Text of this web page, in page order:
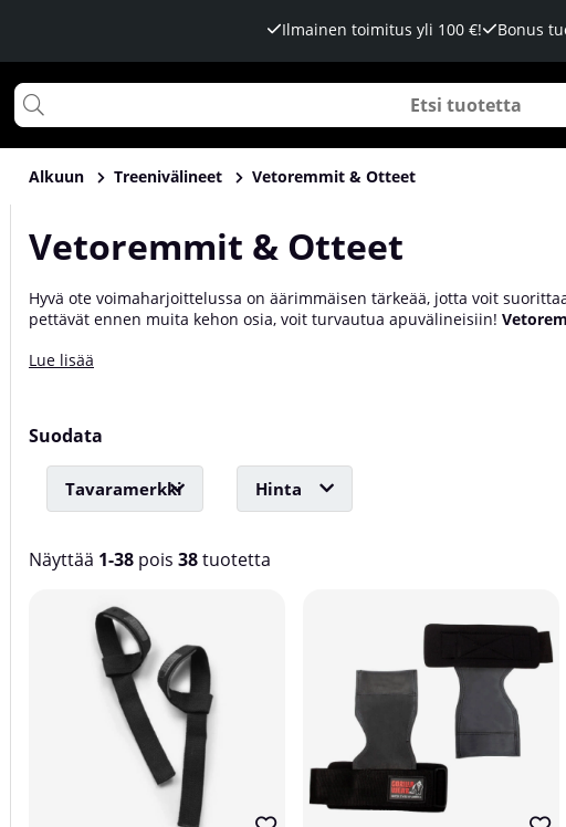
Ilmainen toimitus yli 100 €! Bonus
Alkuun Treenivälineet Vetoremmit & Otteet
Vetoremmit & Otteet
Hyvä ote voimaharjoittelussa on äärimmäisen tärkeää, jotta voit
pettävät ennen muita kehon osia, voit turvautua apuvälineisiin!
useissa eri malleissa ja materiaaleissa, mutta periaate on sama; ne
Lue lisää
Suodata
Tavaramerkki Hinta
Näyttää 1-38 pois 38tuotetta